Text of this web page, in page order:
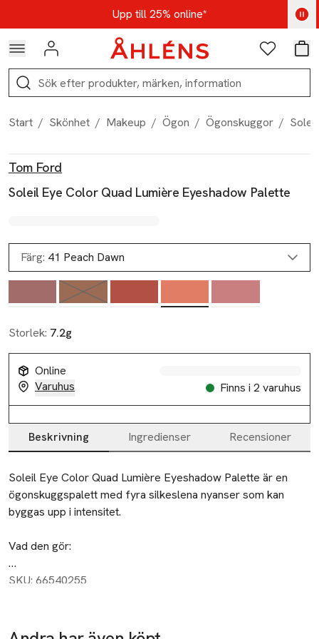
Hoppa till navigationsmenynUpp till 25% online*
Kod: AUG25 - Shoppa nu
Logga in Favoriter
Sök
Start / Skönhet / Makeup / Ögon / Ögonskuggor /
Tom Ford
Soleil Eye Color Quad Lumière Eyeshadow Palette
Färg: 41 Peach Dawn
Storlek: 7.2g
Online
Varuhus
Finns i 2 varuhus
Beskrivning Ingredienser Recensioner
Beskrivning
Soleil Eye Color Quad Lumière Eyeshadow Palette är en
ögonskuggspalett med fyra silkeslena nyanser som kan
byggas upp i intensitet.
Vad den gör:
Kombinationen av strålande basnyanser och lätta topper-
redan vid första svepet. De fina pärlemorskimrande
SKU: 66540255